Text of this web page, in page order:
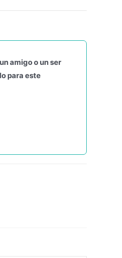
amigo o un ser
para este